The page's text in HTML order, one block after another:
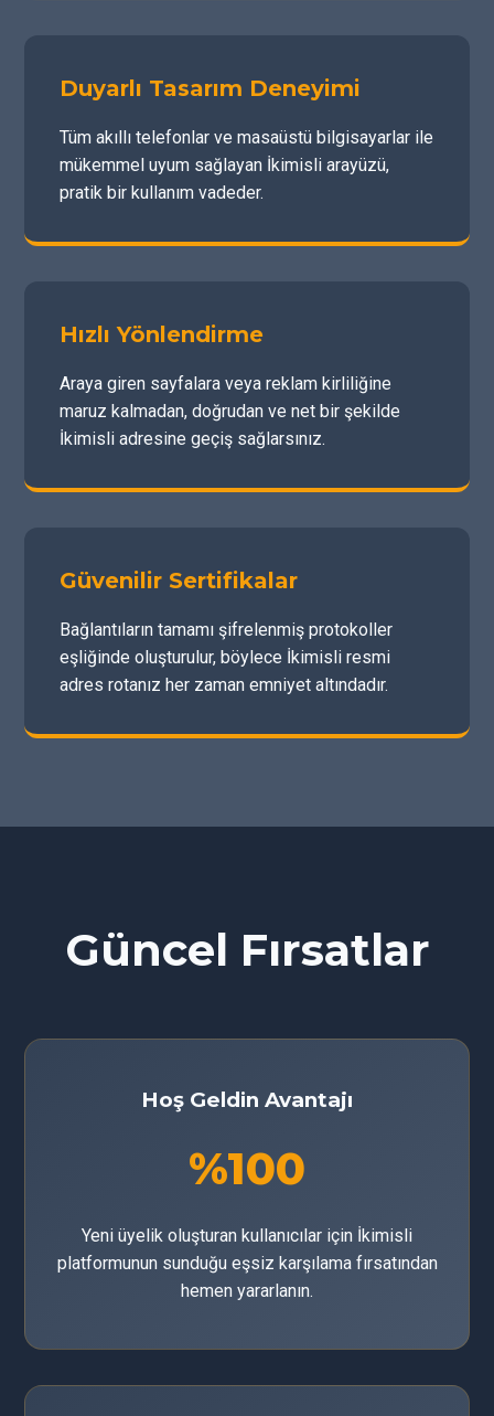
Duyarlı Tasarım Deneyimi
Tüm akıllı telefonlar ve masaüstü bilgisayarlar ile
mükemmel uyum sağlayan İkimisli arayüzü,
pratik bir kullanım vadeder.
Hızlı Yönlendirme
Araya giren sayfalara veya reklam kirliliğine
maruz kalmadan, doğrudan ve net bir şekilde
İkimisli adresine geçiş sağlarsınız.
Güvenilir Sertifikalar
Bağlantıların tamamı şifrelenmiş protokoller
eşliğinde oluşturulur, böylece İkimisli resmi
adres rotanız her zaman emniyet altındadır.
Güncel Fırsatlar
Hoş Geldin Avantajı
%100
Yeni üyelik oluşturan kullanıcılar için İkimisli
platformunun sunduğu eşsiz karşılama fırsatından
hemen yararlanın.